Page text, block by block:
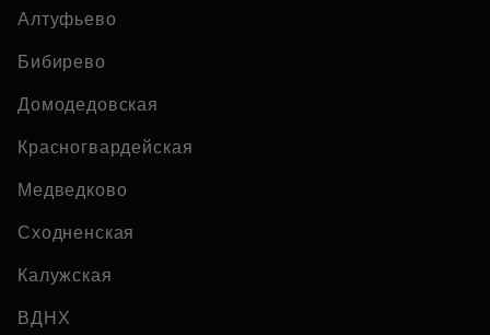
Алтуфьево
Бибирево
Домодедовская
Красногвардейская
Медведково
Сходненская
Калужская
ВДНХ